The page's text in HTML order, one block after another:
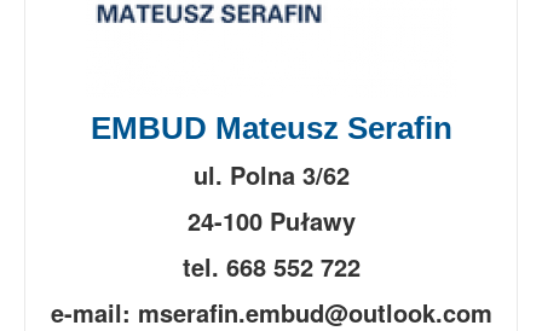
EMBUD Mateusz Serafin
ul. Polna 3/62
24-100 Puławy
tel. 668 552 722
e-mail: mserafin.embud@outlook.com